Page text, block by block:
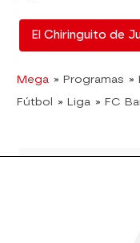
El Chiringuito de
Mega » Programas »
Fútbol » Liga » FC